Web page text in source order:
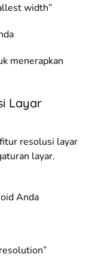
width”
menerapkan
Layar
resolusi layar
layar.
Anda